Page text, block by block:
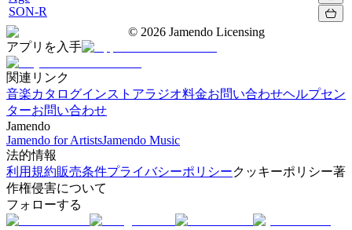
SON-R
© 2026 Jamendo Licensing
アプリを入手
関連リンク
音楽カタログインストアラジオ料金お問い合わせヘルプセン
ターお問い合わせ
Jamendo
Jamendo for ArtistsJamendo Music
法的情報
利用規約販売条件プライバシーポリシークッキーポリシー著
作権侵害について
フォローする